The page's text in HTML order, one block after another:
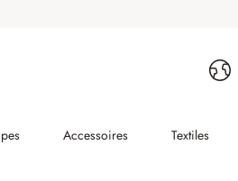
Accessoires Textiles